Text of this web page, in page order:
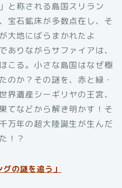
と称される島国スリラン
宝石鉱床が多数点在し、そ
大地にばらまかれたよ
ありながらサファイアは、
こる。小さな島国はなぜ極
のか？その謎を、赤と緑・
界遺産シーギリヤの王宮、
てなどから解き明かす！そ
万年の超大陸誕生が生んだ
！？
の謎を追う」